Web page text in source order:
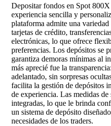
Depositar fondos en Spot
experiencia sencilla y
plataforma admite una
tarjetas de crédito,
electrónicas, lo que ofrece
preferencias. Los depósitos se
garantiza demoras mínimas al
más aprecié fue la
adelantado, sin sorpresas
facilita la gestión de depósitos
de experiencia. Las medidas
integradas, lo que le brinda
un sistema de depósito
necesidades de los traders.